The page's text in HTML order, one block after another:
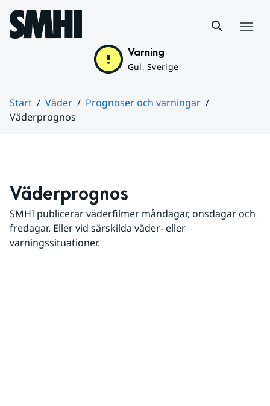
Hoppa till sidans innehåll
Varning
Gul, Sverige
Start Väder
Prognoser och varningar
Väderprognos
Väderprognos
SMHI publicerar väderfilmer måndagar, onsdagar och
fredagar. Eller vid särskilda väder- eller
varningssituationer.